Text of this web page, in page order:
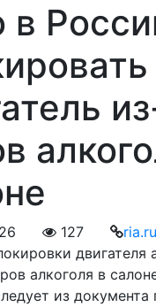
в
127
ria.ru
двигателя
алкоголя в
из документа